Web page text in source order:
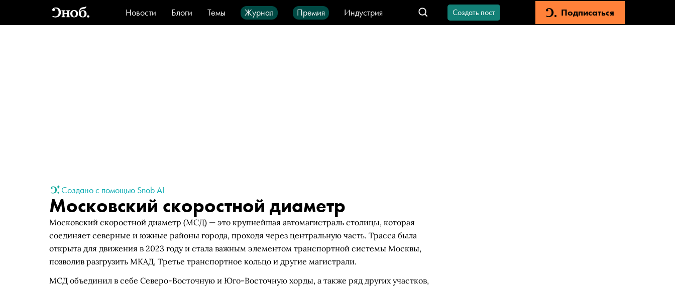
Новости Блоги Темы Журнал Премия
Индустрия
Стиль
Видео Город IT-продукты
Создать пост Подписаться
Создано с помощью Snob AI
Московский скоростной диаметр
Московский скоростной диаметр (МСД) — это крупнейшая автомагистраль столицы, которая
соединяет северные и южные районы города, проходя через центральную часть. Трасса была
открыта для движения в 2023 году и стала важным элементом транспортной системы Москвы,
позволив разгрузить МКАД, Третье транспортное кольцо и другие магистрали.
МСД объединил в себе Северо-Восточную и Юго-Восточную хорды, а также ряд других участков,